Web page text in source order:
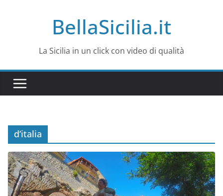
BellaSicilia.it
La Sicilia in un click con video di qualità
d’italia